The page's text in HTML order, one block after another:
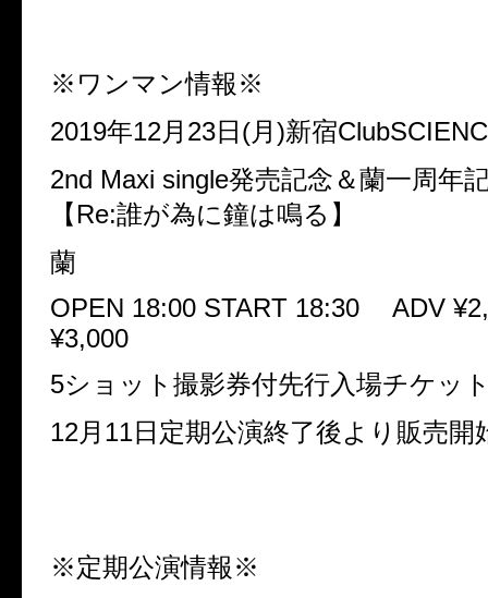
※ワンマン情報※
2019年12月23日(月)新宿
2nd Maxi single発売記念＆蘭一周年
【Re:誰が為に鐘は鳴る】
蘭
OPEN 18:00 START 18:30 ADV
¥3,000
5ショット撮影券付先行入場チケッ
12月11日定期公演終了後より販売開
※定期公演情報※